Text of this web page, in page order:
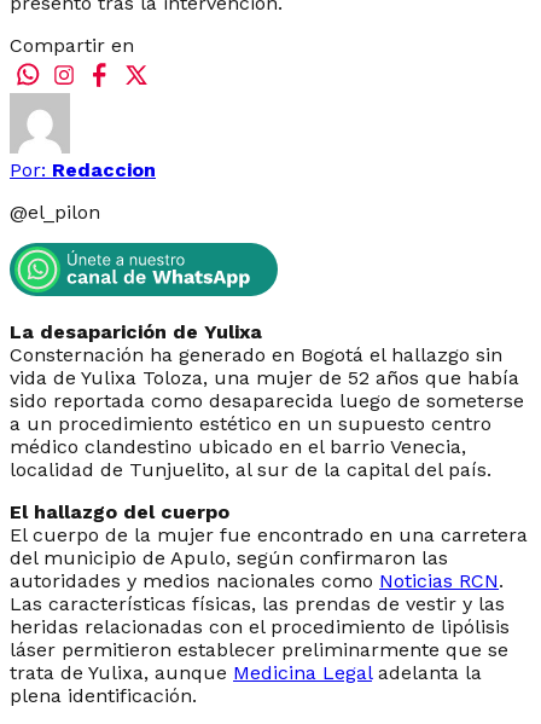
Compartir en
Por: Redaccion
@el_pilon
La desaparición de Yulixa
Consternación ha generado en Bogotá el hallazgo sin
vida de Yulixa Toloza, una mujer de 52 años que había
sido reportada como desaparecida luego de someterse
a un procedimiento estético en un supuesto centro
médico clandestino ubicado en el barrio Venecia,
localidad de Tunjuelito, al sur de la capital del país.
El hallazgo del cuerpo
El cuerpo de la mujer fue encontrado en una carretera
del municipio de Apulo, según confirmaron las
autoridades y medios nacionales como Noticias RCN.
Las características físicas, las prendas de vestir y las
heridas relacionadas con el procedimiento de lipólisis
láser permitieron establecer preliminarmente que se
trata de Yulixa, aunque Medicina Legaladelanta la
plena identificación.